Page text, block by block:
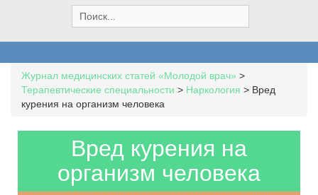
e
a
h
f
o
:
Журнал медицинских статей «Молодой врач» >
Терапевтические специальности > Наркология > Вред
курения на организм человека
Вред курения на
организм человека